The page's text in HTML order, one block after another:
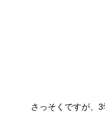
さっそくですが、3